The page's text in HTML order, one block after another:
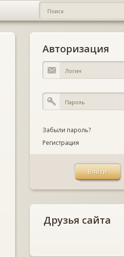
Авторизация
Забыли пароль?
Регистрация
Друзья сайта